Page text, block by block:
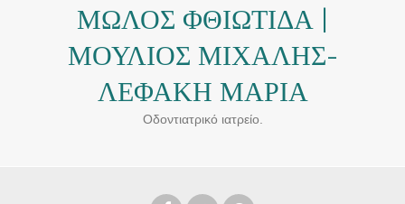
ΜΩΛΟΣ ΦΘΙΩΤΙΔΑ |
ΜΟΥΛΙΟΣ ΜΙΧΑΛΗΣ-
ΛΕΦΑΚΗ ΜΑΡΙΑ
Οδοντιατρικό ιατρείο.